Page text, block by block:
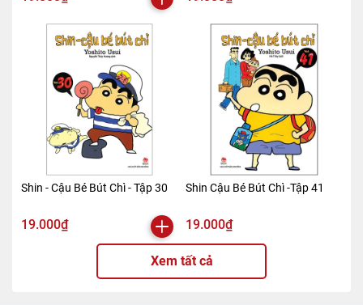
Shin - Cậu Bé Bút Chì - Tập 30
19.000₫
Shin Cậu Bé Bút Chì -Tập 41
19.000₫
Xem tất cả